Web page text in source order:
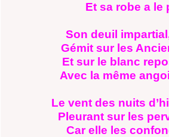
Et sa robe a le
Son deuil
Gémit sur les
Et sur le blanc
Avec la même
Le vent des nuits
Pleurant sur les
Car elle les